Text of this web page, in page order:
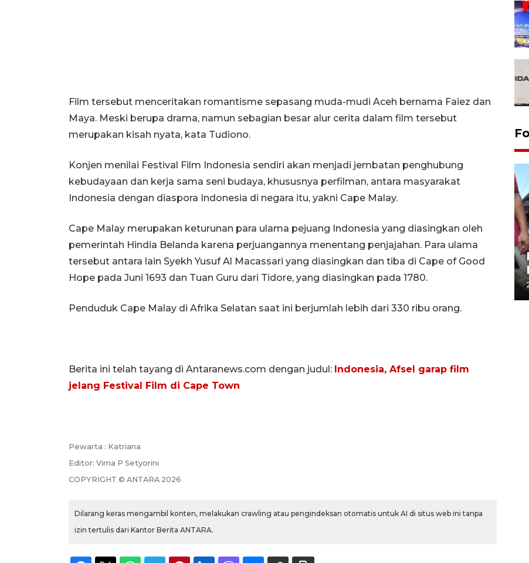
Film tersebut menceritakan romantisme sepasang muda-mudi Aceh bernama Faiez dan
Maya. Meski berupa drama, namun sebagian besar alur cerita dalam film tersebut
merupakan kisah nyata, kata Tudiono.
Konjen menilai Festival Film Indonesia sendiri akan menjadi jembatan penghubung
kebudayaan dan kerja sama seni budaya, khususnya perfilman, antara masyarakat
Indonesia dengan diaspora Indonesia di negara itu, yakni Cape Malay.
Cape Malay merupakan keturunan para ulama pejuang Indonesia yang diasingkan oleh
pemerintah Hindia Belanda karena perjuangannya menentang penjajahan. Para ulama
tersebut antara lain Syekh Yusuf Al Macassari yang diasingkan dan tiba di Cape of Good
Hope pada Juni 1693 dan Tuan Guru dari Tidore, yang diasingkan pada 1780.
Penduduk Cape Malay di Afrika Selatan saat ini berjumlah lebih dari 330 ribu orang.
Berita ini telah tayang di Antaranews.com dengan judul: Indonesia, Afsel garap film
jelang Festival Film di Cape Town
Pewarta : Katriana
Editor: Virna P Setyorini
COPYRIGHT © ANTARA 2026
Dilarang keras mengambil konten, melakukan crawling atau pengindeksan otomatis untuk AI di situs web ini tanpa
izin tertulis dari Kantor Berita ANTARA.
Tarawih di Malaysia
19 February 2026 19:47 WIB